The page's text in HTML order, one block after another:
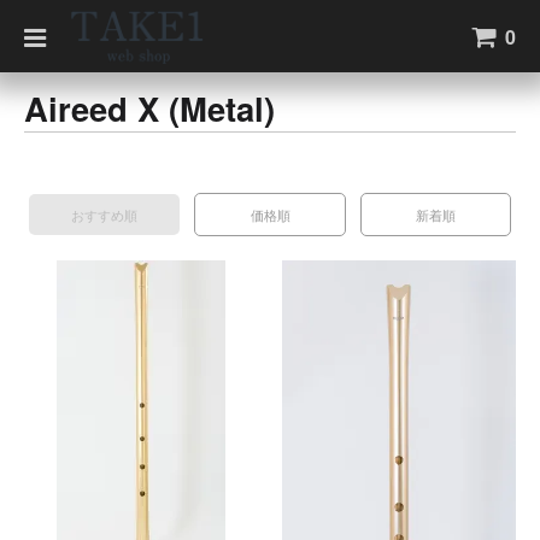
0
Aireed X (Metal)
おすすめ順 価格順 新着順